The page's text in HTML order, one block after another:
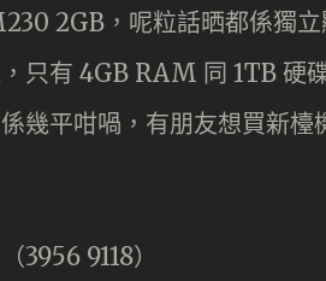
2GB，呢粒話晒都係獨
只有 4GB RAM 同 1TB 硬
幾平咁喎，有朋友想買新
3956 9118）